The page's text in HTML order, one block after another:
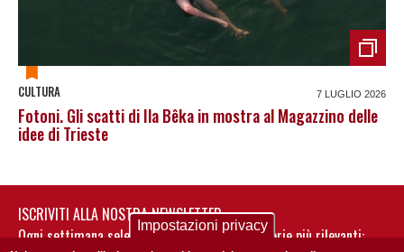
CULTURA 7 LUGLIO 2026
Fotoni. Gli scatti di Ila Bêka in mostra al Magazzino delle
idee di Trieste
ISCRIVITI ALLA NOSTRA NEWSLETTER
Ogni settimana selezioniamo per te nostre storie più rilevanti:
Impostazioni privacy